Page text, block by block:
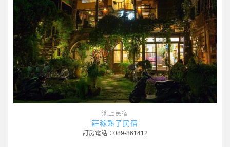
池上民宿
莊稼熟了民宿
訂房電話：089-861412